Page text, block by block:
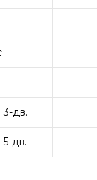
дв.
дв.